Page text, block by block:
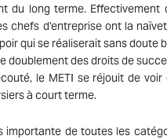
long terme. Effectivement
chefs d’entreprise ont la
qui se réaliserait sans doute
des droits de
le METI se réjouit de
à court terme.
de toutes les